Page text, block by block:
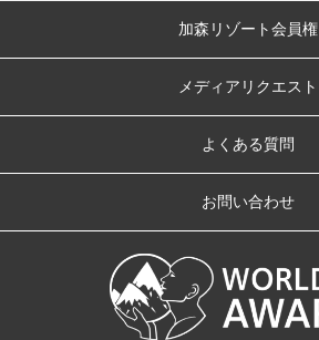
加森リゾート会員権
メディアリクエスト
よくある質問
お問い合わせ